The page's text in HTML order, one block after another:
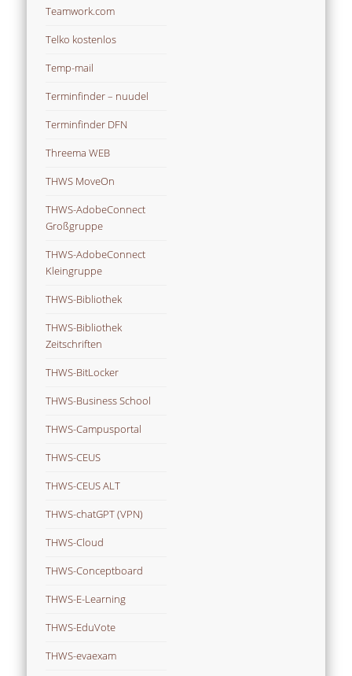
Teamwork.com
Telko kostenlos
Temp-mail
Terminfinder – nuudel
Terminfinder DFN
Threema WEB
THWS MoveOn
THWS-AdobeConnect
Großgruppe
THWS-AdobeConnect
Kleingruppe
THWS-Bibliothek
THWS-Bibliothek
Zeitschriften
THWS-BitLocker
THWS-Business School
THWS-Campusportal
THWS-CEUS
THWS-CEUS ALT
THWS-chatGPT (VPN)
THWS-Cloud
THWS-Conceptboard
THWS-E-Learning
THWS-EduVote
THWS-evaexam